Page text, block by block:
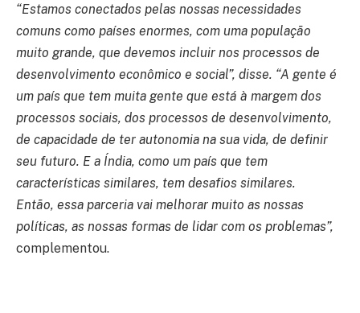
“Estamos conectados pelas nossas necessidades
comuns como países enormes, com uma população
muito grande, que devemos incluir nos processos de
desenvolvimento econômico e social”, disse. “A gente é
um país que tem muita gente que está à margem dos
processos sociais, dos processos de desenvolvimento,
de capacidade de ter autonomia na sua vida, de definir
seu futuro. E a Índia, como um país que tem
características similares, tem desafios similares.
Então, essa parceria vai melhorar muito as nossas
políticas, as nossas formas de lidar com os problemas”,
complementou.